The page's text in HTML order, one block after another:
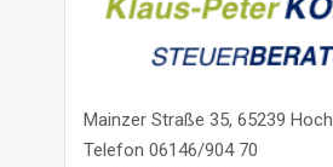
Mainzer Straße 35, 65239
Telefon 06146/904 70